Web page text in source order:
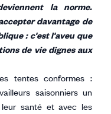
la norme.
davantage de
: c'est l'aveu que
de vie dignes aux
tentes conformes :
saisonniers un
leur santé et avec les